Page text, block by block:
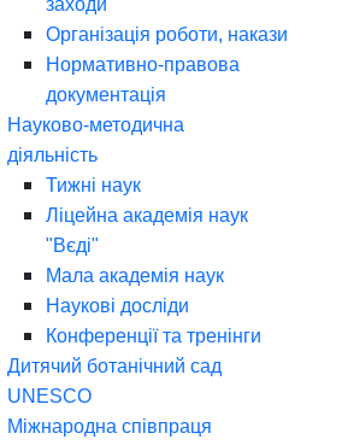
заходи
Організація роботи, накази
Нормативно-правова
документація
Науково-методична
діяльність
Тижні наук
Ліцейна академія наук
"Вєді"
Мала академія наук
Наукові досліди
Конференції та тренінги
Дитячий ботанічний сад
UNESCO
Міжнародна співпраця